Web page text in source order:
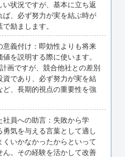
い状況ですが、基本に立ち返
ば、必ず努力が実を結ぶ時が
励まします。
意義付け：即効性よりも将来
を説明する際に使います。
画ですが、競合他社との差別
資であり、必ず努力が実を結
、長期的視点の重要性を強
社員への助言：失敗から学
気を与える言葉として適し
くいかなかったからといって
ん。その経験を活かして改善